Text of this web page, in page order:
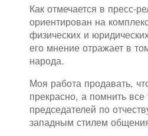
Как отмечается в пресс-
ориентирован на
физических и
его мнение отражает в
народа.
Моя работа продавать,
прекрасно, а помнить
председателей по
западным стилем